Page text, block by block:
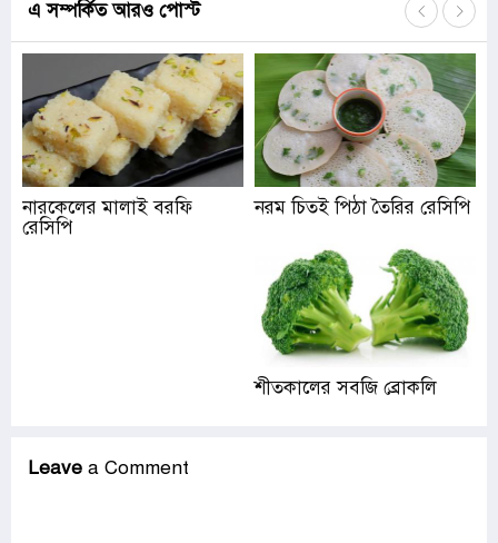
এ সম্পর্কিত আরও পোস্ট
নারকেলের মালাই বরফি
রেসিপি
নরম চিতই পিঠা তৈরির রেসিপি
শীতকালের সবজি ব্রোকলি
Leave a Comment